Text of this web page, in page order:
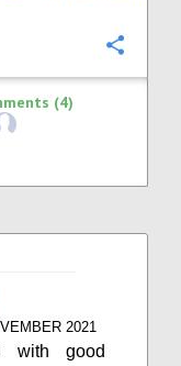
(4)
2021
with good